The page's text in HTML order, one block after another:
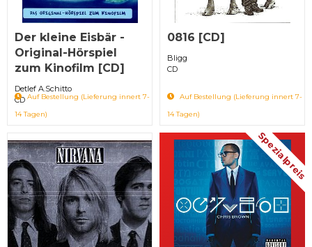
Der kleine Eisbär -
Original-Hörspiel
zum Kinofilm [CD]
Detlef A.Schitto
CD Auf Bestellung (Lieferung innert 7-
14 Tagen)
0816 [CD]
Bligg
CD
Auf Bestellung (Lieferung innert 7-
14 Tagen)
Spezialpreis